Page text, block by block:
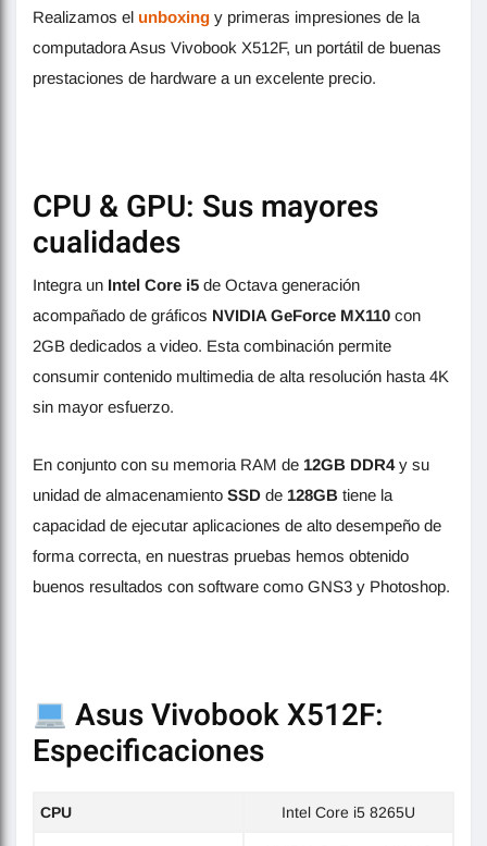
Realizamos el unboxing y primeras impresiones de la
computadora Asus Vivobook X512F, un portátil de buenas
prestaciones de hardware a un excelente precio.
CPU & GPU: Sus mayores
cualidades
Integra un Intel Core i5 de Octava generación
acompañado de gráficos NVIDIA GeForce MX110 con
2GB dedicados a video. Esta combinación permite
consumir contenido multimedia de alta resolución hasta 4K
sin mayor esfuerzo.
En conjunto con su memoria RAM de 12GB DDR4y su
unidad de almacenamiento SSD de 128GB tiene la
capacidad de ejecutar aplicaciones de alto desempeño de
forma correcta, en nuestras pruebas hemos obtenido
buenos resultados con software como GNS3 y Photoshop.
Asus Vivobook X512F:
Especificaciones
CPU Intel Core i5 8265U